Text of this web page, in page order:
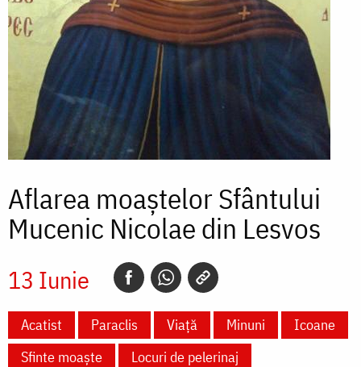
Aflarea moaștelor Sfântului
Mucenic Nicolae din Lesvos
13 Iunie
Acatist Paraclis Viață Minuni
Icoane
Sfinte moaște
Locuri de pelerinaj